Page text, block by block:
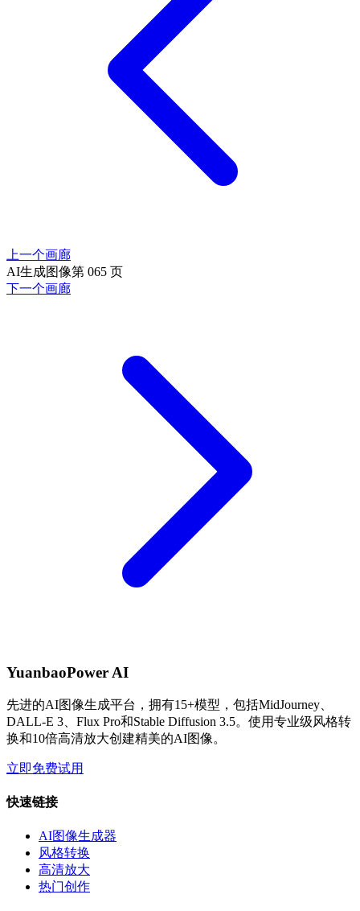
上一个画廊
AI生成图像第 065 页
下一个画廊
YuanbaoPower AI
先进的AI图像生成平台，拥有15+模型，包括MidJourney、
DALL-E 3、Flux Pro和Stable Diffusion 3.5。使用专业级风格转
换和10倍高清放大创建精美的AI图像。
立即免费试用
快速链接
AI图像生成器
风格转换
高清放大
热门创作